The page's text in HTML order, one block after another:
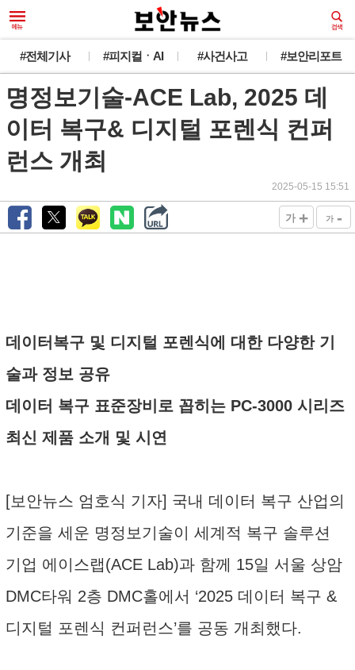
#전체기사 #피지컬ㆍAI #사건사고 #보안리포트
명정보기술-ACE Lab, 2025 데
이터 복구& 디지털 포렌식 컨퍼
런스 개최
2025-05-15 15:51
가 + 가 -
데이터복구 및 디지털 포렌식에 대한 다양한 기
술과 정보 공유
데이터 복구 표준장비로 꼽히는 PC-3000 시리즈
최신 제품 소개 및 시연
[보안뉴스 엄호식 기자] 국내 데이터 복구 산업의
기준을 세운 명정보기술이 세계적 복구 솔루션
기업 에이스랩(ACE Lab)과 함께 15일 서울 상암
DMC타워 2층 DMC홀에서 ‘2025 데이터 복구 &
디지털 포렌식 컨퍼런스’를 공동 개최했다.
새로운 뉴스가 도착했습니다.
韓 외교관 전원 해킹 추정... 최대 1만건 유출